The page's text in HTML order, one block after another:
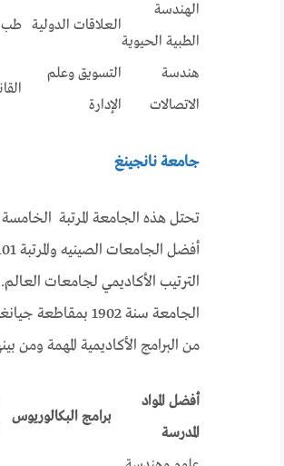
الهندسة
الطبية الحيوية
العلاقات الدولية طب
هندسة
الاتصالات
التسويق وعلم
الإدارة
جامعة نانجينغ
تحتل هذه الجامعة المرتبة
الترتيب الأكاديمي لجامعات
الجامعة سنة 1902
من البرامج الأكاديمية المهمة ومن
أفضل المواد
المدرسة
برامج البكالوريوس